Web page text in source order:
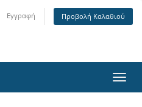
Εγγραφή Προβολή Καλαθιού